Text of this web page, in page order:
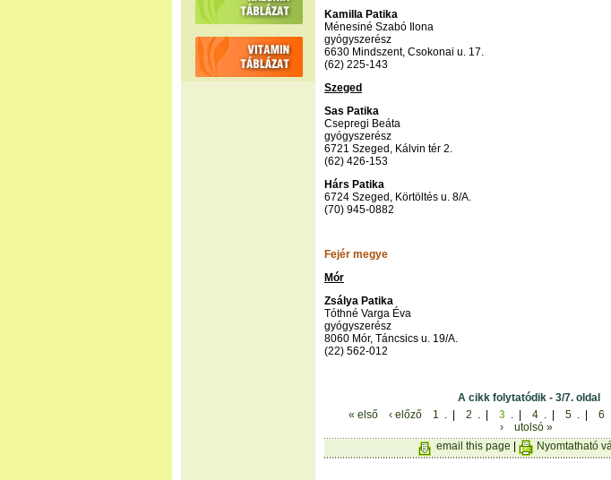
Kamilla Patika
Ménesiné Szabó Ilona
gyógyszerész
6630 Mindszent, Csokonai u. 17.
(62) 225-143
Szeged
Sas Patika
Csepregi Beáta
gyógyszerész
6721 Szeged, Kálvin tér 2.
(62) 426-153
Hárs Patika
6724 Szeged, Körtöltés u. 8/A.
(70) 945-0882
Fejér megye
Mór
Zsálya Patika
Tóthné Varga Éva
gyógyszerész
8060 Mór, Táncsics u. 19/A.
(22) 562-012
A cikk folytatódik - 3/7. oldal
« első
‹ előző 1 . | 2 . | 3 . | 4 . | 5 . | 6
›
utolsó »
email this page
Nyomtatható